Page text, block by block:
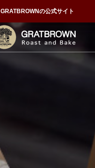
GRATBROWNの公式サイト